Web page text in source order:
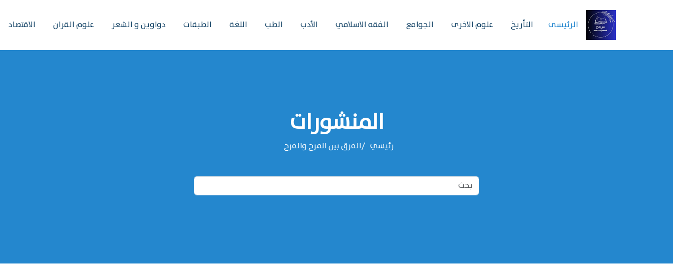
الرئیسی التأريخ علوم الاخرى الجوامع الفقه الاسلامي الأدب الطب اللغة الطبقات دواوين و الشعر علوم القران الاقتصاد
المنشورات
رئيسي الفرق بين المرح والفرح